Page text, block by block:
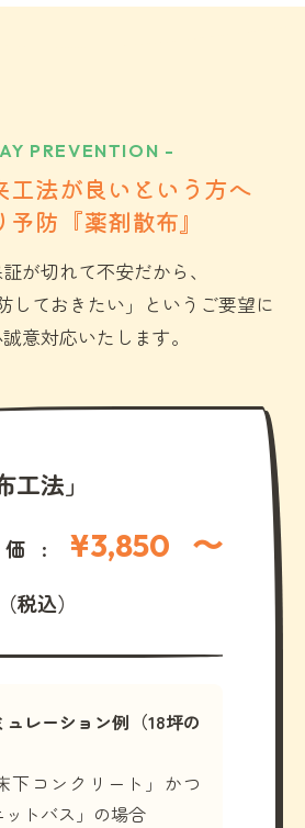
PREVENTION -
工法が良いという方へ
予防『薬剤散布』
証が切れて不安だから、
ておきたい」 というご要望に
意対応いたします。
工法」
価: ¥3,850 〜
（税込）
ュレーション例（18坪の
下コンクリート」かつ
ットバス」の場合